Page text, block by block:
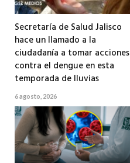
Secretaría de Salud Jalisco
hace un llamado a la
ciudadanía a tomar acciones
contra el dengue en esta
temporada de lluvias
6 agosto, 2026